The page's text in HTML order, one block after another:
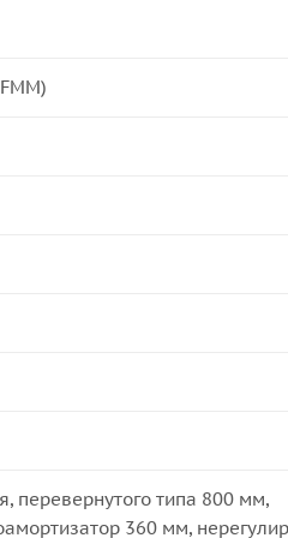
перевернутого типа 800 мм,
360 мм,